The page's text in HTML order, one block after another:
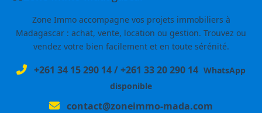
Zone Immo accompagne vos projets immobiliers à
Madagascar : achat, vente, location ou gestion. Trouvez ou
vendez votre bien facilement et en toute sérénité.
+261 34 15 290 14/+261 33 20 290 14 WhatsApp
disponible
contact@zoneimmo-mada.com